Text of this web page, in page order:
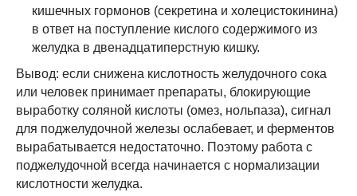
кишечных гормонов (секретина и холецистокинина)
в ответ на поступление кислого содержимого из
желудка в двенадцатиперстную кишку.
Вывод: если снижена кислотность желудочного сока
или человек принимает препараты, блокирующие
выработку соляной кислоты (омез, нольпаза), сигнал
для поджелудочной железы ослабевает, и ферментов
вырабатывается недостаточно. Поэтому работа с
поджелудочной всегда начинается с нормализации
кислотности желудка.